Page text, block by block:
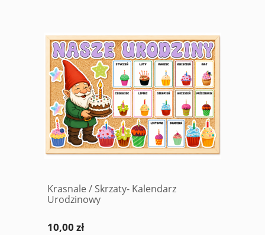
Krasnale / Skrzaty- Kalendarz
Urodzinowy
10,00 zł